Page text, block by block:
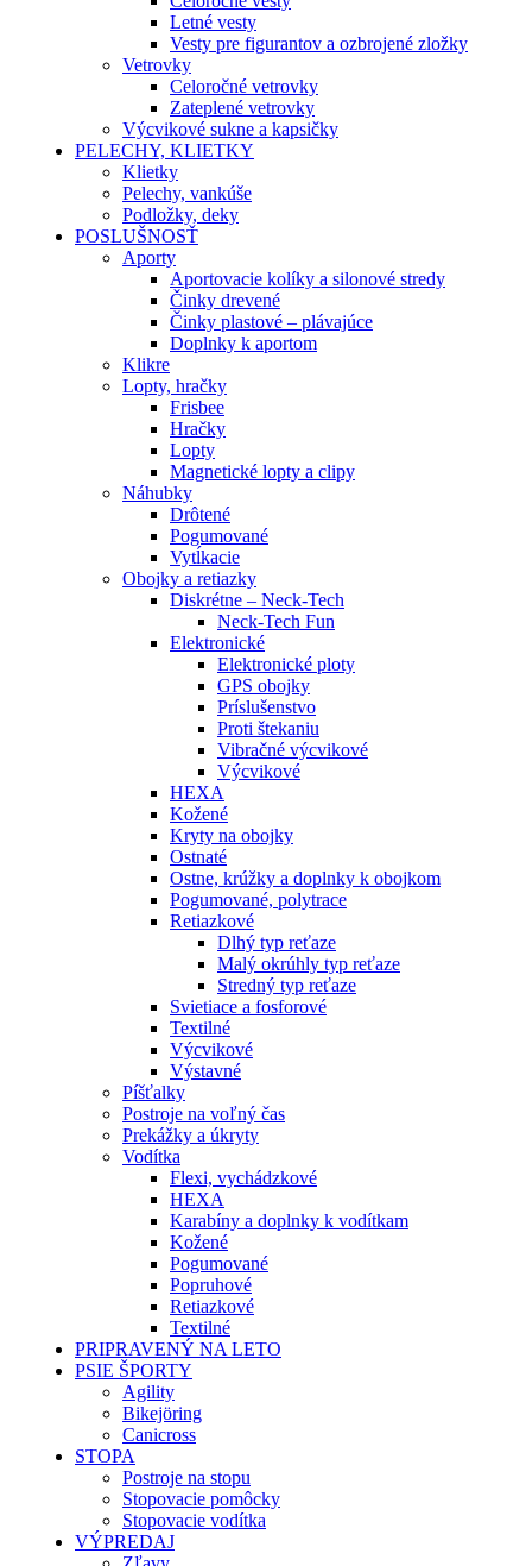
Letné vesty
Vesty pre figurantov a ozbrojené zložky
Vetrovky
Celoročné vetrovky
Zateplené vetrovky
Výcvikové sukne a kapsičky
PELECHY, KLIETKY
Klietky
Pelechy, vankúše
Podložky, deky
POSLUŠNOSŤ
Aporty
Aportovacie kolíky a silonové stredy
Činky drevené
Činky plastové – plávajúce
Doplnky k aportom
Klikre
Lopty, hračky
Frisbee
Hračky
Lopty
Magnetické lopty a clipy
Náhubky
Drôtené
Pogumované
Vytĺkacie
Obojky a retiazky
Diskrétne – Neck-Tech
Neck-Tech Fun
Elektronické
Elektronické ploty
GPS obojky
Príslušenstvo
Proti štekaniu
Vibračné výcvikové
Výcvikové
HEXA
Kožené
Kryty na obojky
Ostnaté
Ostne, krúžky a doplnky k obojkom
Pogumované, polytrace
Retiazkové
Dlhý typ reťaze
Malý okrúhly typ reťaze
Stredný typ reťaze
Svietiace a fosforové
Textilné
Výcvikové
Výstavné
Píšťalky
Postroje na voľný čas
Prekážky a úkryty
Vodítka
Flexi, vychádzkové
HEXA
Karabíny a doplnky k vodítkam
Kožené
Pogumované
Popruhové
Retiazkové
Textilné
PRIPRAVENÝ NA LETO
PSIE ŠPORTY
Agility
Bikejöring
Canicross
STOPA
Postroje na stopu
Stopovacie pomôcky
Stopovacie vodítka
VÝPREDAJ